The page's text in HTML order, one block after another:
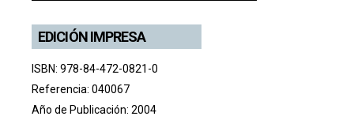
EDICIÓN IMPRESA
ISBN: 978-84-472-0821-0
Referencia: 040067
Año de Publicación: 2004